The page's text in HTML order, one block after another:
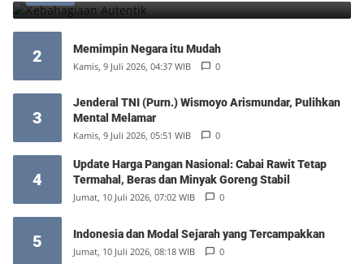
2 Memimpin Negara itu Mudah
Kamis, 9 Juli 2026, 04:37 WIB 0
3
Jenderal TNI (Purn.) Wismoyo Arismundar, Pulihkan
Mental Melamar
Kamis, 9 Juli 2026, 05:51 WIB 0
4
Update Harga Pangan Nasional: Cabai Rawit Tetap
Termahal, Beras dan Minyak Goreng Stabil
Jumat, 10 Juli 2026, 07:02 WIB 0
5 Indonesia dan Modal Sejarah yang Tercampakkan
Jumat, 10 Juli 2026, 08:18 WIB 0